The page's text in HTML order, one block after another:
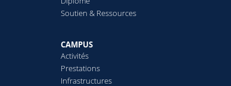
Soutien & Ressources
CAMPUS
Activités
Prestations
Infrastructures